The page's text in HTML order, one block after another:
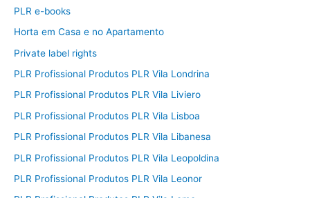
PLR e-books
Horta em Casa e no Apartamento
Private label rights
PLR Profissional Produtos PLR Vila Londrina
PLR Profissional Produtos PLR Vila Liviero
PLR Profissional Produtos PLR Vila Lisboa
PLR Profissional Produtos PLR Vila Libanesa
PLR Profissional Produtos PLR Vila Leopoldina
PLR Profissional Produtos PLR Vila Leonor